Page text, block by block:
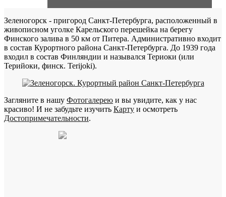
Зеленогорск - пригород Санкт-Петербурга, расположенный в
живописном уголке Карельского перешейка на берегу
Финского залива в 50 км от Питера. Административно входит
в состав Курортного района Санкт-Петербурга. До 1939 года
входил в состав Финляндии и назывался Териоки (или
Терийоки, финск. Terijoki).
Загляните в нашу Фотогалерею и вы увидите, как у нас
красиво! И не забудьте изучить Карту и осмотреть
Достопримечательности.